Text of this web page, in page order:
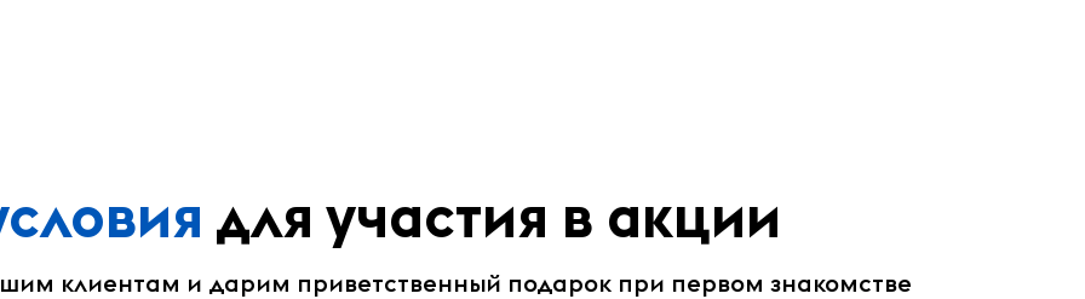
для участия в акции
клиентам и дарим приветственный подарок при первом знакомстве